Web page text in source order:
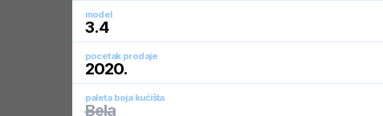
model
3.4
pocetak prodaje
2020.
paleta boja kućišta
Bela